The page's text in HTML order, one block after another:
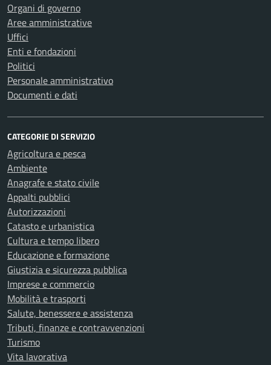
Organi di governo
Aree amministrative
Uffici
Enti e fondazioni
Politici
Personale amministrativo
Documenti e dati
CATEGORIE DI SERVIZIO
Agricoltura e pesca
Ambiente
Anagrafe e stato civile
Appalti pubblici
Autorizzazioni
Catasto e urbanistica
Cultura e tempo libero
Educazione e formazione
Giustizia e sicurezza pubblica
Imprese e commercio
Mobilità e trasporti
Salute, benessere e assistenza
Tributi, finanze e contravvenzioni
Turismo
Vita lavorativa